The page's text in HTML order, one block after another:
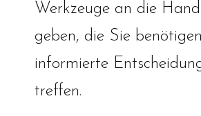
Werkzeuge an die
geben, die Sie
informierte
treffen.